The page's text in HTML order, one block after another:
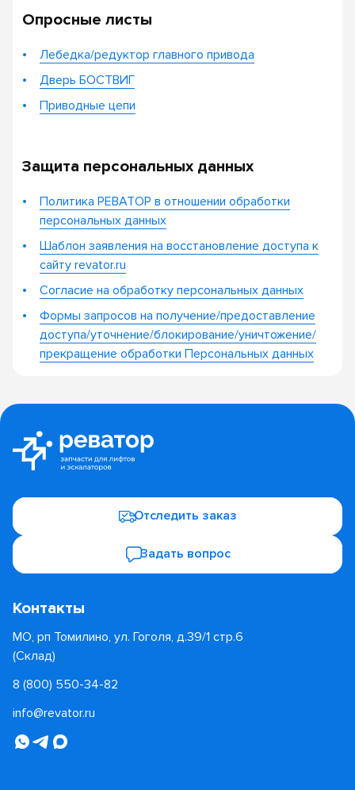
Опросные листы
Лебедка/редуктор главного привода
Дверь БОСТВИГ
Приводные цепи
Защита персональных данных
Политика РЕВАТОР в отношении обработки
персональных данных
Шаблон заявления на восстановление доступа к
сайту revator.ru
Согласие на обработку персональных данных
Формы запросов на получение/предоставление
доступа/уточнение/блокирование/уничтожение/
прекращение обработки Персональных данных
Отследить заказ
Задать вопрос
Контакты
МО, рп Томилино, ул. Гоголя, д.39/1 стр.6
(Склад)
8 (800) 550-34-82
info@revator.ru